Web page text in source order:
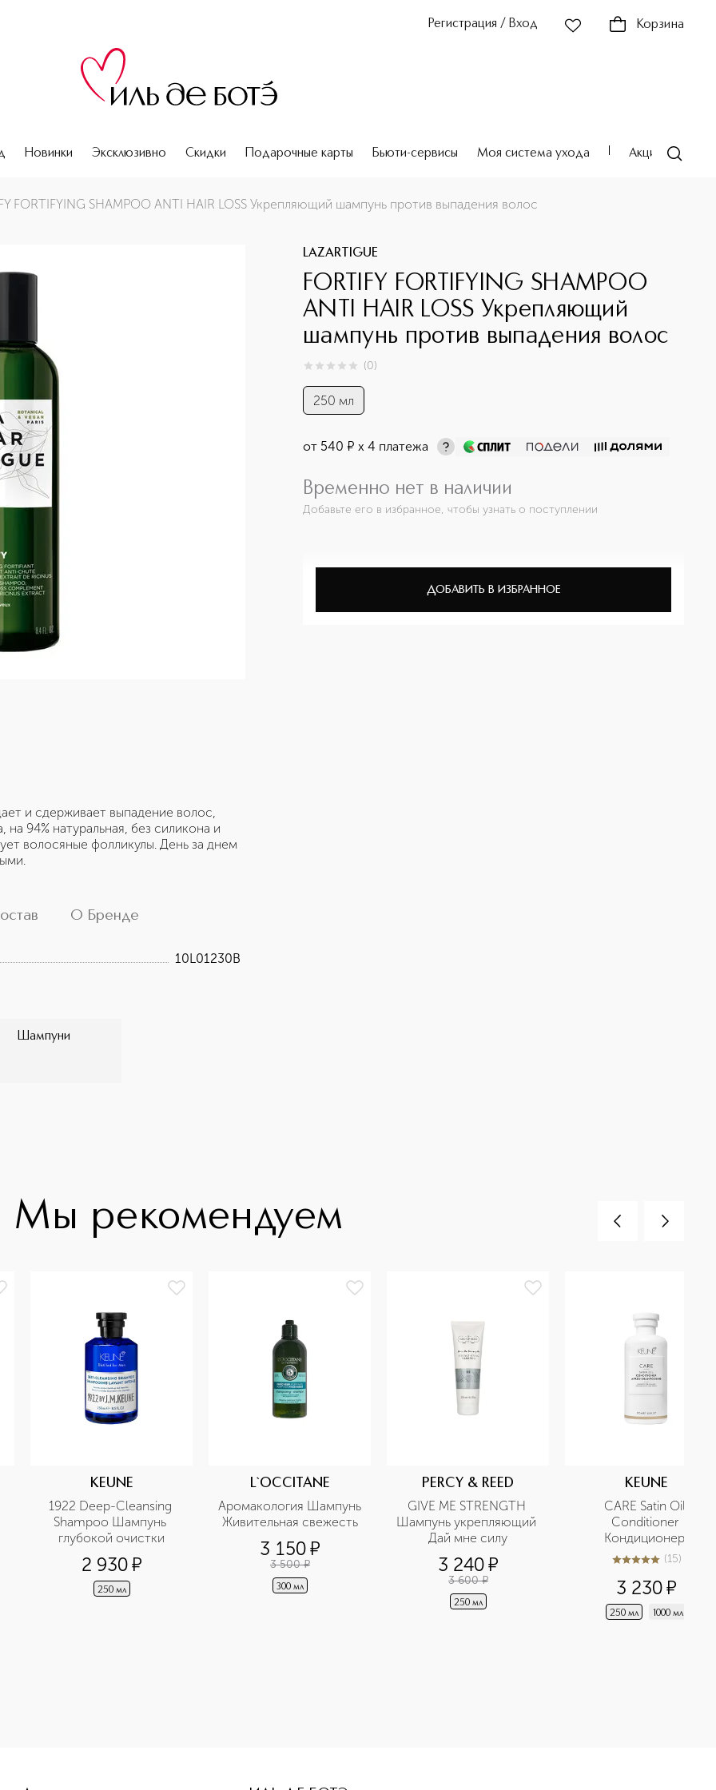
Регистрация / Вход Корзина
Новинки Эксклюзивно Скидки Подарочные карты Бьюти-сервисы Моя система ухода Акции
шампунь против выпадения волос
FORTIFYING SHAMPOO ANTI HAIR LOSS Укрепляющий шампунь против выпадения волос
LAZARTIGUE
FORTIFY FORTIFYING SHAMPOO
ANTI HAIR LOSS Укрепляющий
шампунь против выпадения волос
0из 0 (0)
250 мл
от 540 ¤ х 4 платежа
Временно нет в наличии
Добавьте его в избранное, чтобы узнать о поступлении
ДОБАВИТЬ В ИЗБРАННОЕ
и сдерживает выпадение волос,
94% натуральная, без силикона и
волосяные фолликулы. День за днем
О Бренде
10L01230B
Шампуни
Мы рекомендуем
KEUNE
1922 Deep-Cleansing
Shampoo Шампунь
глубокой очистки
2 930¤
250 мл
L`OCCITANE
Аромакология Шампунь
Живительная свежесть
3 150¤
3 500 ¤
300 мл
PERCY & REED
GIVE ME STRENGTH
Шампунь укрепляющий
Дай мне силу
3 240¤
3 600 ¤
250 мл
KEUNE
CARE Satin Oil
Conditioner
Кондиционер
Шелковый уход
5из 515 (15)
3 230¤
250 мл 1000 мл